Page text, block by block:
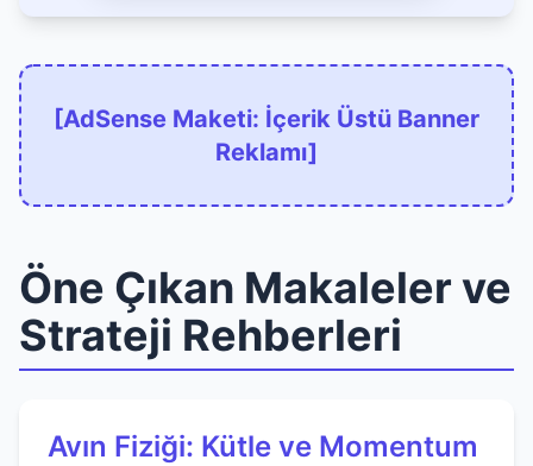
[AdSense Maketi: İçerik Üstü Banner
Reklamı]
Öne Çıkan Makaleler ve
Strateji Rehberleri
Avın Fiziği: Kütle ve Momentum